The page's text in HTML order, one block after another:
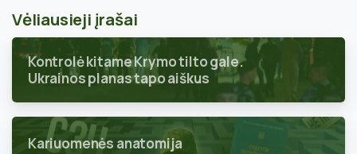
Vėliausieji įrašai
Kontrolė kitame Krymo tilto gale.
Ukrainos planas tapo aiškus
Kariuomenės anatomija